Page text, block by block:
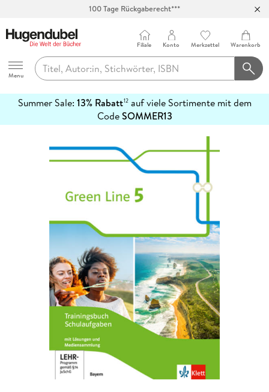
100 Tage Rückgaberecht***
Hugendubel
Menu
Filiale Konto Merkzettel Warenkorb
Summer Sale: 13% Rabatt12auf viele Sortimente mit dem
CodeSOMMER13
erfahren